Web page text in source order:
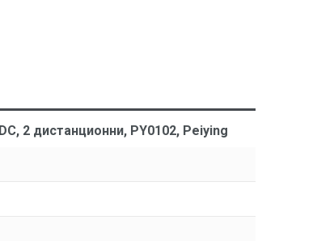
2 дистанционни, PY0102, Peiying